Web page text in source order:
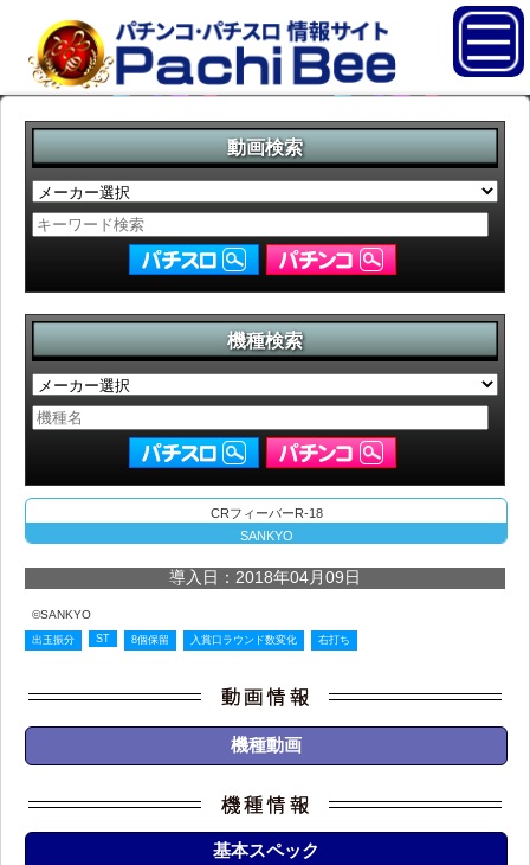
動画検索
機種検索
CRフィーバーR-18
SANKYO
導入日：2018年04月09日
©SANKYO
出玉振分 ST 8個保留 入賞口ラウンド数変化 右打ち
機種動画
基本スペック